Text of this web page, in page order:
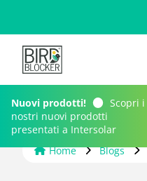
Nuovi prodotti!
Scopri i
nostri nuovi prodotti
presentati a Intersolar
Home Blogs